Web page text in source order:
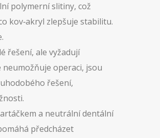
polymerní slitiny, což
kov‑akryl zlepšuje stabilitu.
řešení, ale vyžadují
operaci, jsou
řešení,
a neutrální dentální
předcházet